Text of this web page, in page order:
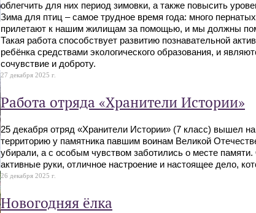
облегчить для них период зимовки, а также повысить
Зима для птиц – самое трудное время года: много
прилетают к нашим жилищам за помощью, и мы должны
Такая работа способствует развитию познавательной
ребёнка средствами экологического образования, и
сочувствие и доброту.
27 декабря 2025 г.
Работа отряда «Хранители Истории»
25 декабря отряд «Хранители Истории» (7 класс) вышел
территорию у памятника павшим воинам Великой
убирали, а с особым чувством заботились о месте
активные руки, отличное настроение и настоящее дело,
26 декабря 2025 г.
Новогодняя ёлка